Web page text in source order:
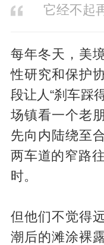
它经不起
每年冬天，美
性研究和保护
段让人“刹车踩
场镇看一个老
先向内陆绕至
两车道的窄路
时。
但他们不觉得
潮后的滩涂裸